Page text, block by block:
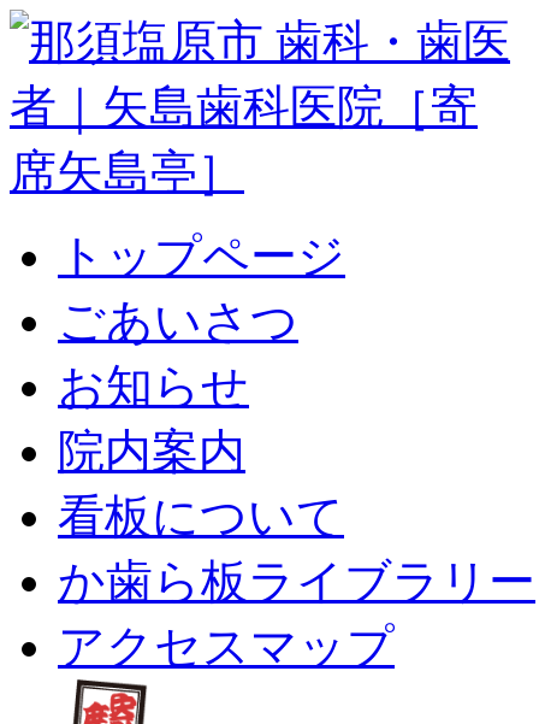
トップページ
ごあいさつ
お知らせ
院内案内
看板について
か歯ら板ライブラリー
アクセスマップ